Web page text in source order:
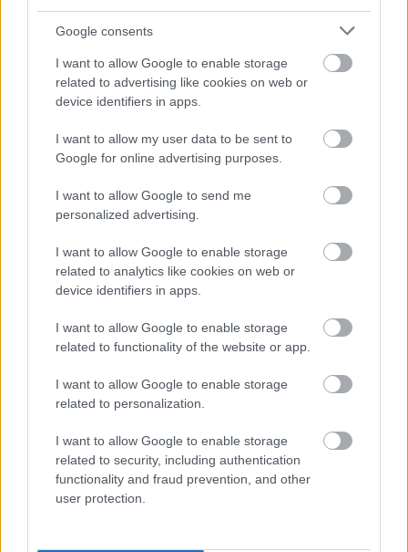
Google consents
I want to allow Google to enable storage
related to advertising like cookies on web or
device identifiers in apps.
I want to allow my user data to be sent to
Google for online advertising purposes.
I want to allow Google to send me
personalized advertising.
I want to allow Google to enable storage
related to analytics like cookies on web or
device identifiers in apps.
I want to allow Google to enable storage
related to functionality of the website or app.
I want to allow Google to enable storage
related to personalization.
I want to allow Google to enable storage
related to security, including authentication
functionality and fraud prevention, and other
user protection.
Speciālistikonsultē: Rudens vīrusi, klepus
Speciālistu padomi
mentālās veselības
Menopauze un sirds
sievietēm jāzina
1 no 10
Atcelt Ziņot